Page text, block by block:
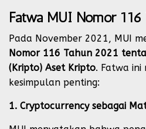
Fatwa MUI Nomor 116
Pada November 2021, MUI
Nomor 116 Tahun 2021
(Kripto) Aset Kripto. Fatwa ini
kesimpulan penting:
1. Cryptocurrency sebagai